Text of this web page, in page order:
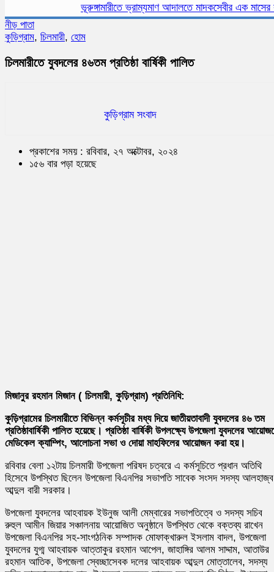
ভূরুঙ্গামারীতে ভ্রাম্যমাণ আদালতে মাদকসেবীর এক মাসের
নীড় পাতা
কুড়িগ্রাম, চিলমারী, হোম
চিলমারীতে যুবদলের ৪৬তম প্রতিষ্ঠা বার্ষিকী পালিত
কুড়িগ্রাম সংবাদ
প্রকাশের সময় : রবিবার, ২৭ অক্টোবর, ২০২৪
১৫৬ বার পড়া হয়েছে
মিজানুর রহমান মিজান ( চিলমারী, কুড়িগ্রাম) প্রতিনিধি:
কুড়িগ্রামের চিলমারীতে বিভিন্ন কর্মসূচীর মধ্য দিয়ে জাতীয়তাবাদী যুবদলের ৪৬ তম
প্রতিষ্ঠাবার্ষিকী পালিত হয়েছে। প্রতিষ্ঠা বার্ষিকী উপলক্ষ্যে উপজেলা যুবদলের
মেডিকেল ক্যাম্পিং, আলোচনা সভা ও দোয়া মাহফিলের আয়োজন করা হয়।
রবিবার বেলা ১২টায় চিলমারী উপজেলা পরিষদ চত্বরে এ কর্মসূচিতে প্রধান অতিথি
হিসেবে উপস্থিত ছিলেন উপজেলা বিএনপির সভাপতি সাবেক সংসদ সদস্য আলহাজ্ব
আব্দুল বারী সরকার।
উপজেলা যুবদলের আহবায়ক ইউনুজ আলী মেম্বারের সভাপতিত্বে ও সদস্য সচিব
রুহুল আমীন জিয়ার সঞ্চালনায় আয়োজিত অনুষ্ঠানে উপস্থিত থেকে বক্তব্য রাখেন
উপজেলা বিএনপির সহ-সাংগঠনিক সম্পাদক মোফাক্খারুল ইসলাম বাদল, উপজেলা
যুবদলের যুগ্ম আহবায়ক আত্তাকুর রহমান আপেল, জাহাঙ্গির আলম সাদ্দাম, আতাউর
রহমান আতিক, উপজেলা স্বেচ্ছাসেবক দলের আহবায়ক আব্দুল মোত্তালেব, সদস্য